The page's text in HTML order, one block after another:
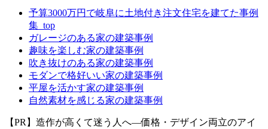
予算3000万円で岐阜に土地付き注文住宅を建てた事例
集_top
ガレージのある家の建築事例
趣味を楽しむ家の建築事例
吹き抜けのある家の建築事例
モダンで格好いい家の建築事例
平屋を活かす家の建築事例
自然素材を感じる家の建築事例
【PR】造作が高くて迷う人へ―価格・デザイン両立のアイ